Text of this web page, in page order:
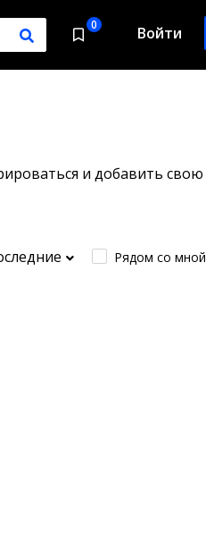
0 Войти
и добавить свою
Рядом со мной